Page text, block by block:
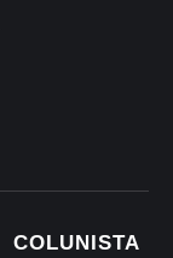
COLUNISTA